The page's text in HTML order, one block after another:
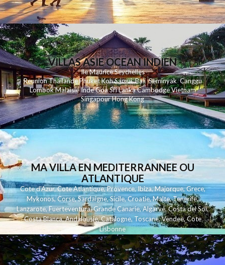
VILLAS ASIE OCEAN INDIEN
Ile MauriceSeychelles
ReunionThailandePhuketKohSamui Bali SeminyakCanggu
LombokMalaisieIndeGoaSri LankaCambodgeVietnam
SingapourHong Kong
MA VILLA EN MEDITERRANNEE OU
ATLANTIQUE
Cote d'Azur,Cote Atlantique,Provence,Ibiza,Majorque,Grece,
Mykonos,Corse,Sardaigne,Sicile,Croatie,Malte,Tenerife,
Lanzarote,Fuerteventura,Grande Canarie,Algarve,Costa del Sol,
Costa Blanca,Andalousie,Catalogne,Toscane,Vendee,Cote
Lisbonne